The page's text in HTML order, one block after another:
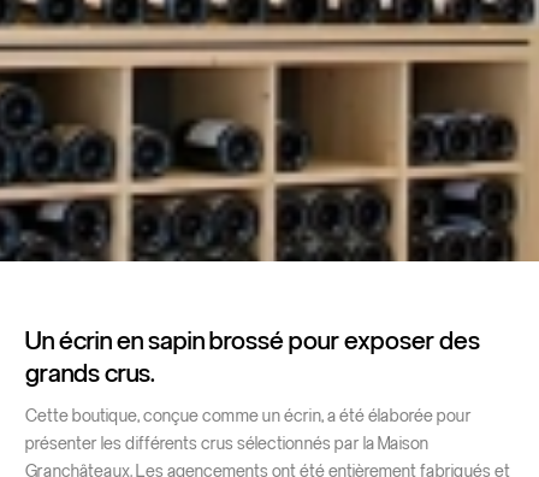
Un écrin en sapin brossé pour exposer des
grands crus.
Cette boutique, conçue comme un écrin, a été élaborée pour
présenter les différents crus sélectionnés par la Maison
Granchâteaux. Les agencements ont été entièrement fabriqués et